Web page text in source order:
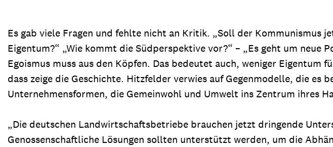
Es gab viele Fragen und fehlte nicht an Kritik. „Soll der Kommunismus
Eigentum?“ „Wie kommt die Südperspektive vor?“ – „Es geht um
Egoismus muss aus den Köpfen. Das bedeutet auch, weniger
dass zeige die Geschichte. Hitzfelder verwies auf Gegenmodelle, die
Unternehmensformen, die Gemeinwohl und Umwelt ins Zentrum ihres
„Die deutschen Landwirtschaftsbetriebe brauchen jetzt dringende
Genossenschaftliche Lösungen sollten unterstützt werden, um die